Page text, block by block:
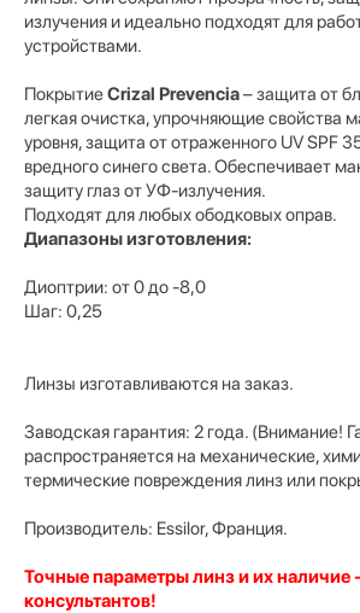
излучения и идеально подходят для
устройствами.
ПокрытиеCrizal Prevencia– защита от
легкая очистка, упрочняющие свойства
уровня, защита от отраженного UV SPF
вредного синего света.Обеспечивает
защиту глаз от УФ-излучения.
Подходят для любых ободковых оправ.
Диапазоны изготовления:
Диоптрии: от 0 до -8,0
Шаг: 0,25
Линзы изготавливаются на заказ.
Заводская гарантия: 2 года. (Внимание!
распространяется на механические,
термические повреждения линз или
Производитель: Essilor, Франция.
Точные параметры линз и их наличие
консультантов!